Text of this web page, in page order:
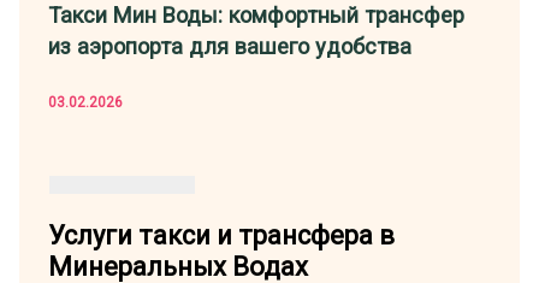
Такси Мин Воды: комфортный трансфер
из аэропорта для вашего удобства
03.02.2026
Услуги такси и трансфера в
Минеральных Водах